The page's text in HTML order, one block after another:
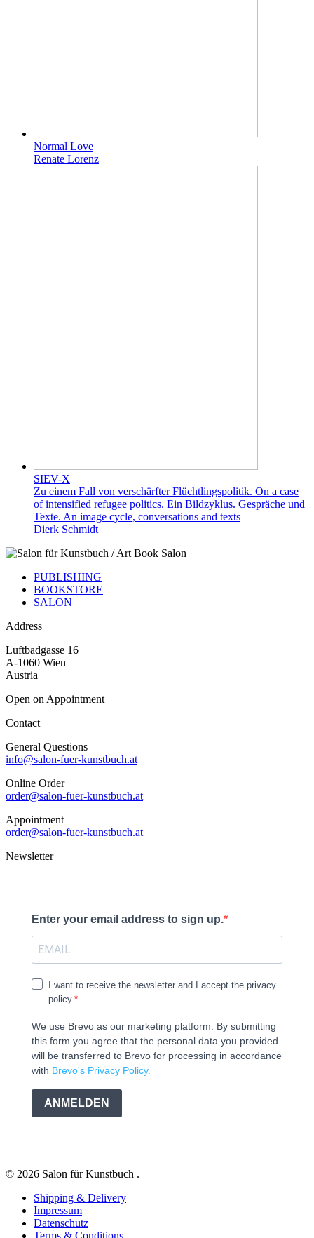
Normal Love
Renate Lorenz
SIEV-X
Zu einem Fall von verschärfter Flüchtlingspolitik. On a case
of intensified refugee politics. Ein Bildzyklus. Gespräche und
Texte. An image cycle, conversations and texts
Dierk Schmidt
PUBLISHING
BOOKSTORE
SALON
Address
Luftbadgasse 16
A-1060 Wien
Austria
Open on Appointment
Contact
General Questions
info@salon-fuer-kunstbuch.at
Online Order
order@salon-fuer-kunstbuch.at
Appointment
order@salon-fuer-kunstbuch.at
Newsletter
Enter your email address to sign up.
I want to receive the newsletter and I accept the privacy
policy.
We use Brevo as our marketing platform. By submitting
this form you agree that the personal data you provided
will be transferred to Brevo for processing in accordance
with Brevo's Privacy Policy.
ANMELDEN
© 2026 Salon für Kunstbuch .
Shipping & Delivery
Impressum
Datenschutz
Terms & Conditions